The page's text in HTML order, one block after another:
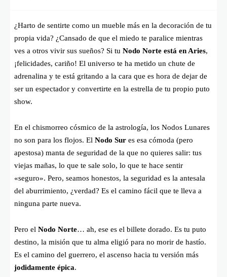
¿Harto de sentirte como un mueble más en la decoración de tu
propia vida? ¿Cansado de que el miedo te paralice mientras
ves a otros vivir sus sueños? Si tu Nodo Norte está en Aries,
¡felicidades, cariño! El universo te ha metido un chute de
adrenalina y te está gritando a la cara que es hora de dejar de
ser un espectador y convertirte en la estrella de tu propio puto
show.
En el chismorreo cósmico de la astrología, los Nodos Lunares
no son para los flojos. El Nodo Sur es esa cómoda (pero
apestosa) manta de seguridad de la que no quieres salir: tus
viejas mañas, lo que te sale solo, lo que te hace sentir
«seguro». Pero, seamos honestos, la seguridad es la antesala
del aburrimiento, ¿verdad? Es el camino fácil que te lleva a
ninguna parte nueva.
Pero el Nodo Norte… ah, ese es el billete dorado. Es tu puto
destino, la misión que tu alma eligió para no morir de hastío.
Es el camino del guerrero, el ascenso hacia tu versión más
jodidamente épica.